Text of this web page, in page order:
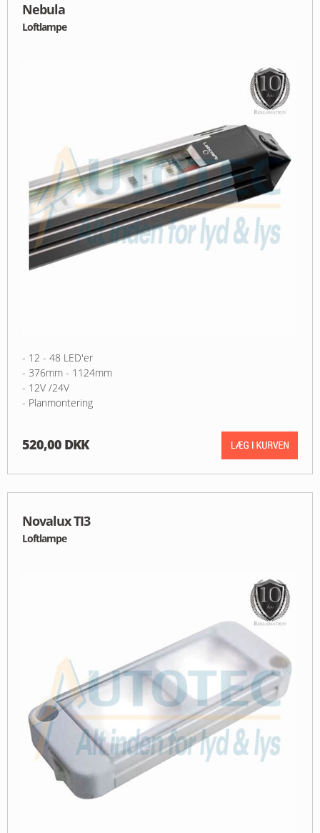
Nebula
Loftlampe
- 12 - 48 LED'er
- 376mm - 1124mm
- 12V /24V
- Planmontering
520,00 DKK
Novalux TI3
Loftlampe